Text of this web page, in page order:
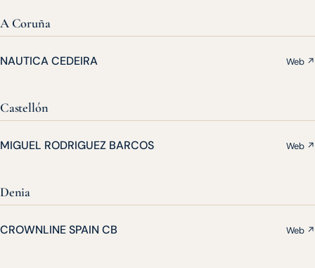
A Coruña
NAUTICA CEDEIRA Web ↗
Castellón
MIGUEL RODRIGUEZ BARCOS Web ↗
Denia
CROWNLINE SPAIN CB Web ↗